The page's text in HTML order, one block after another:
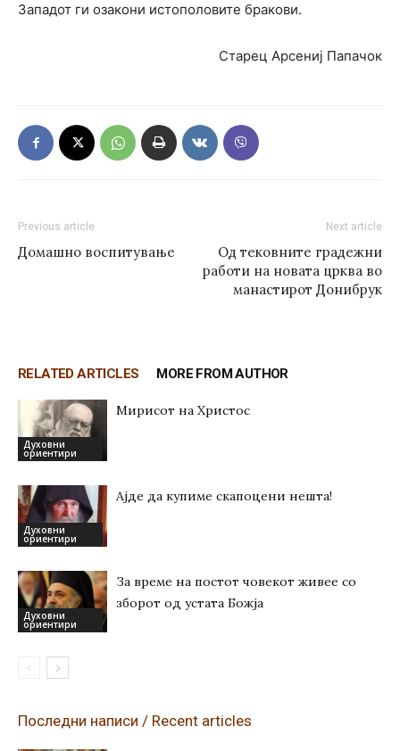
Западот ги озакони истополовите бракови.
Старец Арсениј Папачок
Previous article
Домашно воспитување
Next article
Од тековните градежни
работи на новата црква во
манастирот Донибрук
RELATED ARTICLES MORE FROM AUTHOR
Духовни
ориентири
Мирисот на Христос
Духовни
ориентири
Ајде да купиме скапоцени нешта!
Духовни
ориентири
За време на постот човекот живее со
зборот од устата Божја
Последни написи / Recent articles